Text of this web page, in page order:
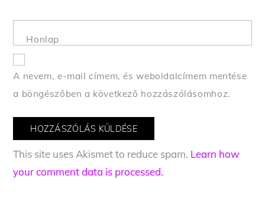
Honlap
A nevem, e-mail címem, és weboldalcímem mentése
a böngészőben a következő hozzászólásomhoz.
This site uses Akismet to reduce spam. Learn how
your comment data is processed.